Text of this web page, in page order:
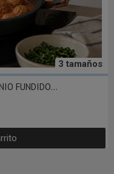
3 tamaños
FUNDIDO...